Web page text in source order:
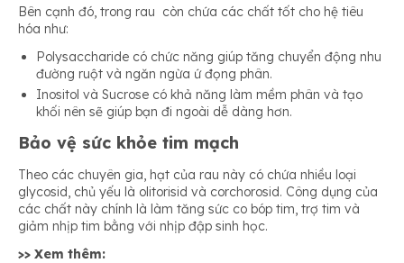
Bên cạnh đó, trong rau còn chứa các chất tốt cho hệ tiêu
hóa như:
Polysaccharide có chức năng giúp tăng chuyển động nhu
đường ruột và ngăn ngừa ứ đọng phân.
Inositol và Sucrose có khả năng làm mềm phân và tạo
khối nên sẽ giúp bạn đi ngoài dễ dàng hơn.
Bảo vệ sức khỏe tim mạch
Theo các chuyên gia, hạt của rau này có chứa nhiều loại
glycosid, chủ yếu là olitorisid và corchorosid. Công dụng của
các chất này chính là làm tăng sức co bóp tim, trợ tim và
giảm nhịp tim bằng với nhịp đập sinh học.
>> Xem thêm: